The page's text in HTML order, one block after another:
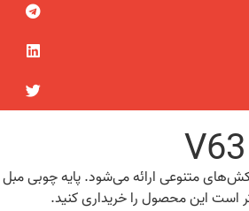
است این محصول را خریداری کنید.